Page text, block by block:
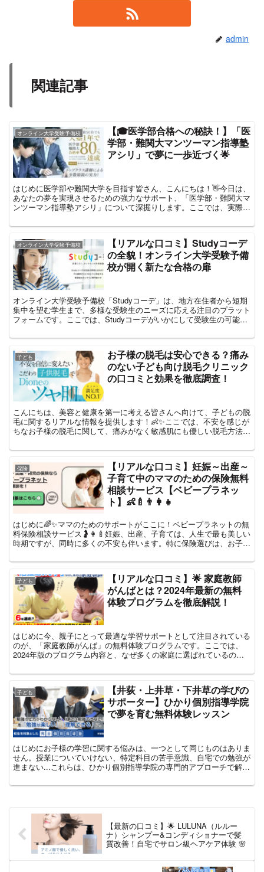
admin
関連記事
オンライン大学受験予備校
【🎓医学部合格への秘訣！】「医
学部・難関大マンツーマン指導塾
アシリ」で夢に一歩近づく🌟
はじめに医学部や難関大学を目指す皆さん、こんにちは！👋今日は、
あなたの夢を実現させるための強力なサポート、「医学部・難関大マ
ンツーマン指導塾アシリ」について深掘りします。ここでは、実際に
オンライン大学受験予備校
【リアルな口コミ】Studyコーデ
の全貌！オンライン大学受験予備
校が開く新たな合格の扉
オンライン大学受験予備校「Studyコーデ」は、地方在住者から短期
集中を望む学生まで、多様な受験生のニーズに応える注目のプラット
フォームです。ここでは、Studyコーデがいかにして受験生の可能性
子ども
お子様の脱毛は安心できる？痛み
のない子ども向け脱毛クリニック
の口コミと効果を徹底調査！
こんにちは、美容と健康を第一に考える皆さんへ向けて、子どもの脱
毛に関するリアルな情報を提供します！👶✨ここでは、不安を感じが
ちなお子様の脱毛に関して、痛みがなく敏感肌にも優しい脱毛方法
保険
【リアルな口コミ】妊娠～出産～
子育て中のママのための保険無料
相談サービス【ベビープラネッ
ト】👶🍼👨‍👩‍👧
はじめに🌈✨ママのためのサポートがここに！ベビープラネットの無
料保険相談サービス🤰👩‍🍼妊娠、出産、子育ては、人生で最も美しい
時期ですが、同時に多くの不安も伴います。特に保険選びは、お子様
子ども
【リアルな口コミ】🌟 家庭教師
がんばとは？2024年最新の無料
体験プログラムを徹底解説！
はじめに今、親子にとって最適な学習サポートとして注目されている
のが、「家庭教師がんば」の無料体験プログラムです。ここでは、
2024年版のプログラム内容と、なぜ多くの家庭に選ばれているのか
子ども
【井荻・上井草・下井草の学びの
サポーター】ひかり個別指導学院
で夢を育む無料体験レッスン
はじめにお子様の学習に関する悩みは、一つとして同じものはありま
せん。授業についていけない、特定科目の苦手意識、自宅での勉強が
進まない...これらは、ひかり個別指導学院の専門的アプローチで解決
【最新の口コミ】🌟 LULUNA（ルルー
ナ）シャンプー&コンディショナーで髪
質改善！自宅でサロン級ヘアケア体験 🌸